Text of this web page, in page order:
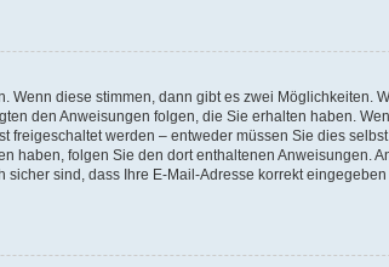
diese stimmen, dann gibt es zwei Möglichkeiten.
den Anweisungen folgen, die Sie erhalten haben.
werden – entweder müssen Sie dies
haben, folgen Sie den dort enthaltenen Anweisungen.
sind, dass Ihre E-Mail-Adresse korrekt